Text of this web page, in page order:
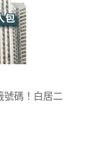
號碼！白居二